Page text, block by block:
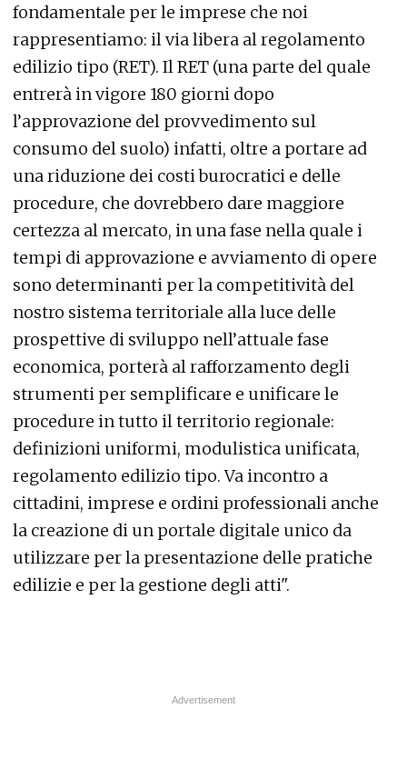
fondamentale per le imprese che noi
rappresentiamo: il via libera al regolamento
edilizio tipo (RET). Il RET (una parte del quale
entrerà in vigore 180 giorni dopo
l’approvazione del provvedimento sul
consumo del suolo) infatti, oltre a portare ad
una riduzione dei costi burocratici e delle
procedure, che dovrebbero dare maggiore
certezza al mercato, in una fase nella quale i
tempi di approvazione e avviamento di opere
sono determinanti per la competitività del
nostro sistema territoriale alla luce delle
prospettive di sviluppo nell’attuale fase
economica, porterà al rafforzamento degli
strumenti per semplificare e unificare le
procedure in tutto il territorio regionale:
definizioni uniformi, modulistica unificata,
regolamento edilizio tipo. Va incontro a
cittadini, imprese e ordini professionali anche
la creazione di un portale digitale unico da
utilizzare per la presentazione delle pratiche
edilizie e per la gestione degli atti".